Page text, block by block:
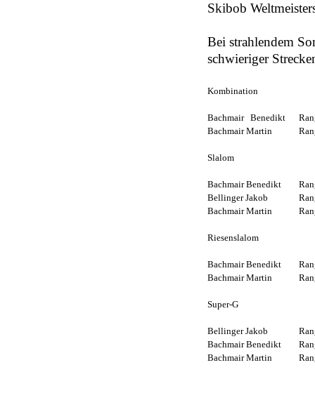
Skibob
Bei strahlendem
schwieriger
Kombination
Bachmair Benedikt
Bachmair Martin
Slalom
Bachmair Benedikt
Bellinger Jakob
Bachmair Martin
Riesenslalom
Bachmair Benedikt
Bachmair Martin
Super-G
Bellinger Jakob
Bachmair Benedikt
Bachmair Martin